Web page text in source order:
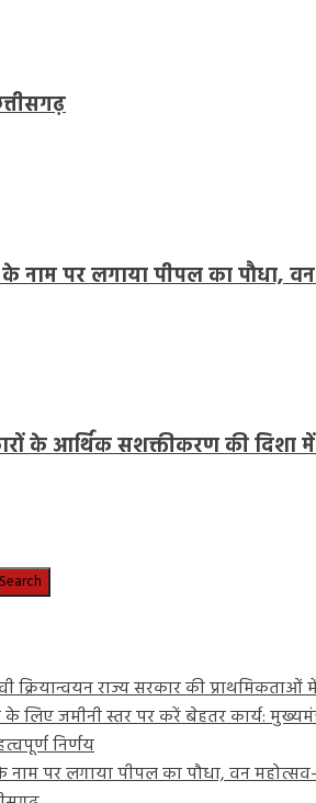
नाम पर लगाया पीपल का पौधा,
के आर्थिक सशक्तीकरण की दिशा में
क्रियान्वयन राज्य सरकार की प्राथमिकताओं
लिए जमीनी स्तर पर करें बेहतर कार्य:
निर्णय
नाम पर लगाया पीपल का पौधा, वन